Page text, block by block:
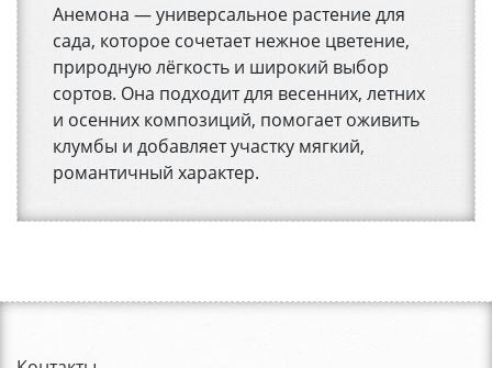
Анемона — универсальное растение для
сада, которое сочетает нежное цветение,
природную лёгкость и широкий выбор
сортов. Она подходит для весенних, летних
и осенних композиций, помогает оживить
клумбы и добавляет участку мягкий,
романтичный характер.